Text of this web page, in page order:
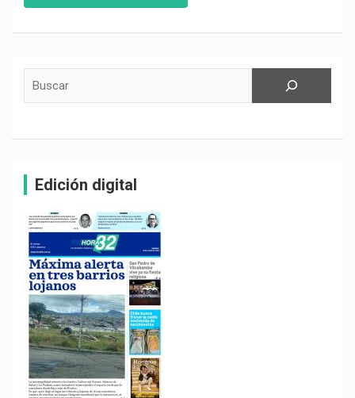
Edición digital